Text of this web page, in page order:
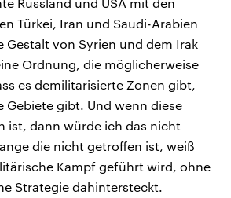
Russland und USA mit den
Türkei, Iran und Saudi-Arabien
Gestalt von Syrien und dem Irak
Ordnung, die möglicherweise
es demilitarisierte Zonen gibt,
Gebiete gibt. Und wenn diese
ist, dann würde ich das nicht
die nicht getroffen ist, weiß
Kampf geführt wird, ohne
Strategie dahintersteckt.